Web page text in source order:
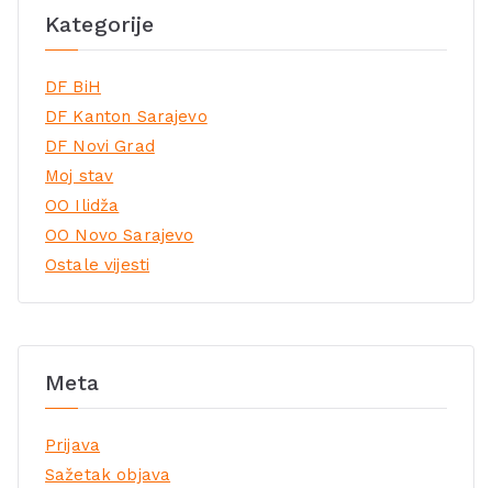
Kategorije
DF BiH
DF Kanton Sarajevo
DF Novi Grad
Moj stav
OO Ilidža
OO Novo Sarajevo
Ostale vijesti
Meta
Prijava
Sažetak objava